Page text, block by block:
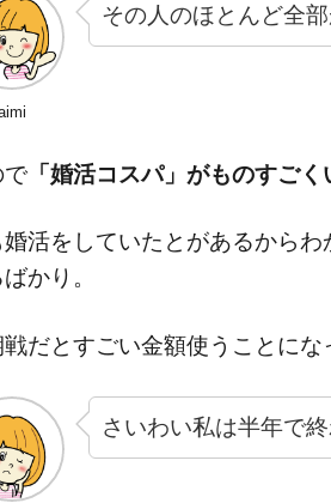
その人のほとんど全
で 「婚活コスパ」がものすごく
婚活をしていたとがあるから
かり。
だとすごい金額使うことにな
さいわい私は半年で